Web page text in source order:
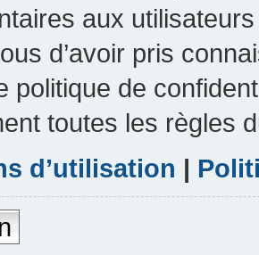
aux
d’avoir pris
politique de
toutes les règles
d’utilisation |